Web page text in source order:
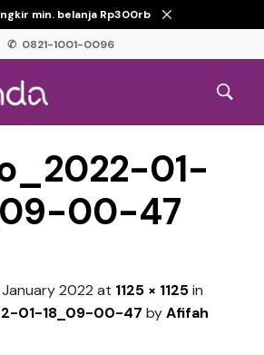
min. belanja Rp300rb
✆ 0821-1001-0096
01-
00-47
January 2022 at 1125 × 1125in
01-18_09-00-47 byAfifah